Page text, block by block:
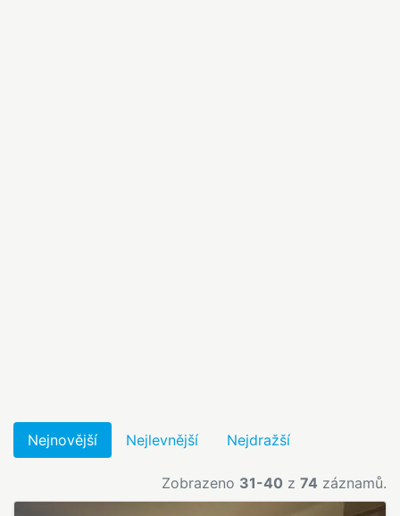
Nejnovější Nejlevnější Nejdražší
Zobrazeno 31-40 z 74 záznamů.